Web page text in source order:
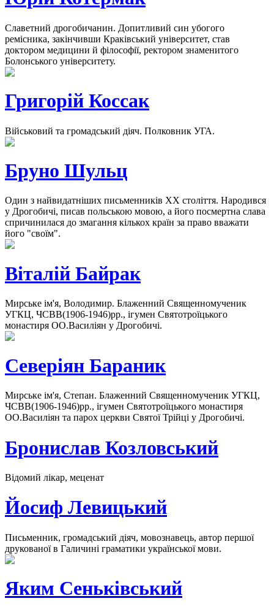
Славетний дрогобичанин. Допитливий син убогого
ремісника, закінчивши Краківський університет, став
доктором медицини й філософії, ректором знаменитого
Болонського університету.
Григорій Коссак
Військовий та громадський діяч. Полковник УГА.
Бруно Шульц
Один з найвидатніших письменників ХХ століття. Народився
у Дрогобичі, писав польською мовою, а його посмертна слава
спричинилася до змагання кількох країн за право вважати
його "своїм".
Віталій Байрак
Мирське ім'я, Володимир. Блаженний Священномученик
УГКЦ, ЧСВВ(1906-1946)рр., ігумен Святотроїцького
монастиря ОО.Василіян у Дрогобичі.
Северіян Бараник
Мирське ім'я, Степан. Блаженний Священномученик УГКЦ,
ЧСВВ(1906-1946)рр., ігумен Святотроїцького монастиря
ОО.Василіян та парох церкви Святої Трійці у Дрогобичі.
Бронислав Козловський
Відомий лікар, меценат
Йосиф Левицький
Письменник, громадський діяч, мовознавець, автор першої
друкованої в Галичині граматики української мови.
Яким Сеньківський